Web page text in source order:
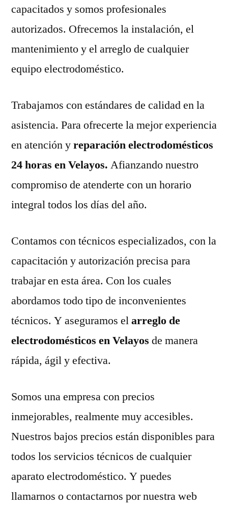
capacitados y somos profesionales
autorizados. Ofrecemos la instalación, el
mantenimiento y el arreglo de cualquier
equipo electrodoméstico.
Trabajamos con estándares de calidad en la
asistencia. Para ofrecerte la mejor experiencia
en atención yreparación electrodomésticos
24 horas en Velayos. Afianzando nuestro
compromiso de atenderte con un horario
integral todos los días del año.
Contamos con técnicos especializados, con la
capacitación y autorización precisa para
trabajar en esta área. Con los cuales
abordamos todo tipo de inconvenientes
técnicos. Y aseguramos elarreglo de
electrodomésticos en Velayos de manera
rápida, ágil y efectiva.
Somos una empresa con precios
inmejorables, realmente muy accesibles.
Nuestros bajos precios están disponibles para
todos los servicios técnicos de cualquier
aparato electrodoméstico. Y puedes
llamarnos o contactarnos por nuestra web